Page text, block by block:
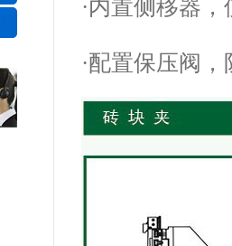
·内置侧移器
·配置保压阀